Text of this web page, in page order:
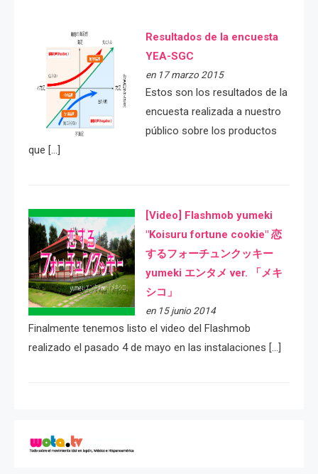
Resultados de la encuesta
YEA-SGC
en 17 marzo 2015
Estos son los resultados de la
encuesta realizada a nuestro
público sobre los productos
que […]
[Video] Flashmob yumeki
"Koisuru fortune cookie" 恋
するフォーチュンクッキー
yumeki エンタメ ver. 「メキ
シコ」
en 15 junio 2014
Finalmente tenemos listo el video del Flashmob
realizado el pasado 4 de mayo en las instalaciones […]